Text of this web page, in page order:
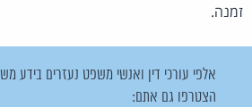
זמנה.
אלפי עורכי דין ואנשי משפט נעזרים בידע
הצטרפו גם אתם: